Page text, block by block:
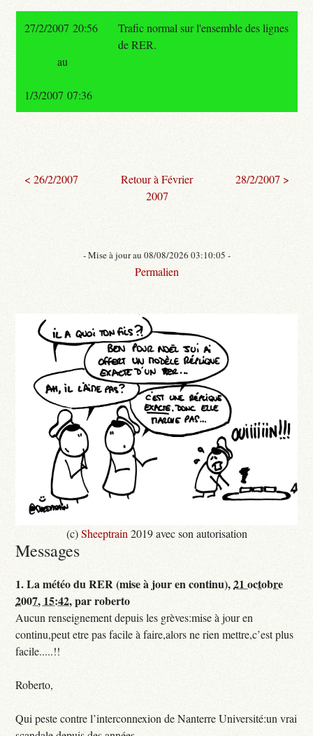
27/2/2007 20:56
Trafic normal sur l'ensemble des lignes
de RER.
au
1/3/2007 07:36
< 26/2/2007
Retour à Février
2007
28/2/2007 >
- Mise à jour au 08/08/2026 03:10:05 -
Permalien
(c)Sheeptrain 2019 avec son autorisation
Messages
1.La météo du RER (mise à jour en continu),21 octobre
2007, 15:42,parroberto
Aucun renseignement depuis les grèves:mise à jour en
continu,peut etre pas facile à faire,alors ne rien mettre,c’est plus
facile.....!!
Roberto,
Qui peste contre l’interconnexion de Nanterre Université:un vrai